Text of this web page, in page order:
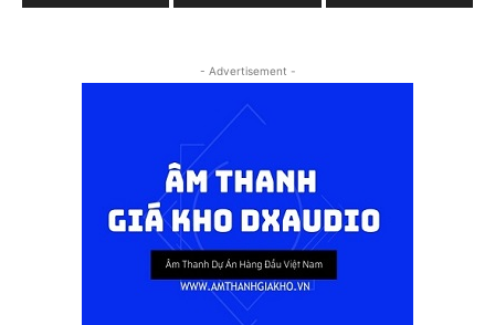
- Advertisement -